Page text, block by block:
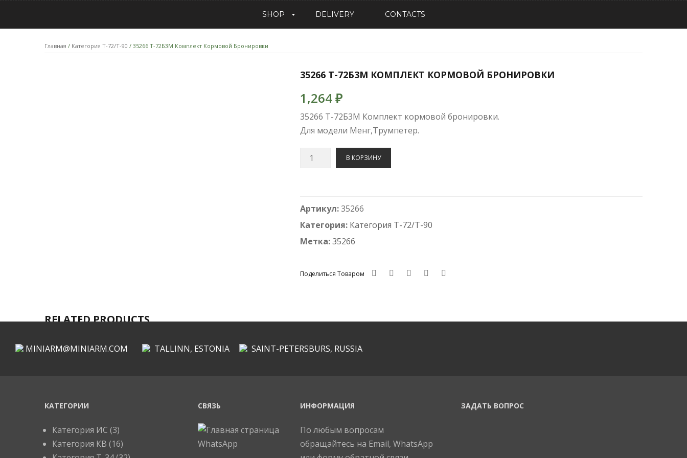
SHOP DELIVERY CONTACTS
Главная / Категория T-72/T-90 / 35266 Т-72Б3М Комплект Кормовой Бронировки
35266 Т-72Б3М КОМПЛЕКТ КОРМОВОЙ БРОНИРОВКИ
1,264₽
35266 Т-72Б3М Комплект кормовой бронировки.
Для модели Менг,Трумпетер.
Количество
кормовой
бронировки
В КОРЗИНУ
Артикул:35266
Категория: Категория T-72/T-90
Метка:35266
Поделиться Товаром
RELATED PRODUCTS
MINIARM@MINIARM.COM TALLINN, ESTONIA SAINT-PETERSBURS, RUSSIA
КАТЕГОРИИ
Категория ИС (3)
Категория КВ (16)
СВЯЗЬ ИНФОРМАЦИЯ
По любым вопросам
обращайтесь на Email, WhatsApp
ЗАДАТЬ ВОПРОС